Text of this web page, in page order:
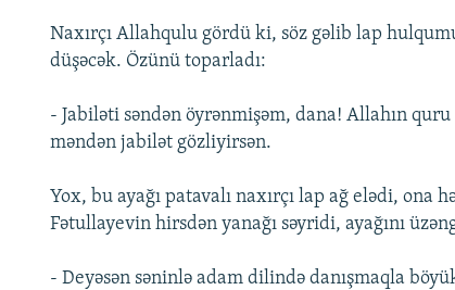
Naxırçı Allahqulu gördü ki, söz gəlib lap
düşəcək. Özünü toparladı:
- Jabiləti səndən öyrənmişəm, dana! Allahın
məndən jabilət gözliyirsən.
Yox, bu ayağı patavalı naxırçı lap ağ elədi, ona
Fətullayevin hirsdən yanağı səyridi, ayağını
- Deyəsən səninlə adam dilində danışmaqla